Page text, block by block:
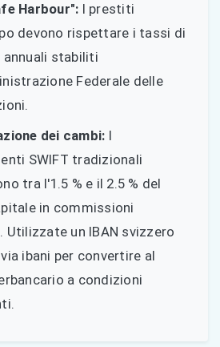
Harbour": I prestiti
devono rispettare i tassi di
annuali stabiliti
Federale delle
dei cambi: I
SWIFT tradizionali
tra l'1.5 % e il 2.5 % del
in commissioni
Utilizzate un IBAN svizzero
ibani per convertire al
a condizioni